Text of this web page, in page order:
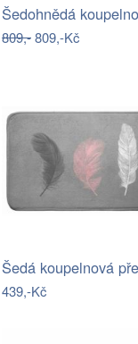
809,-809,-Kč
439,-Kč